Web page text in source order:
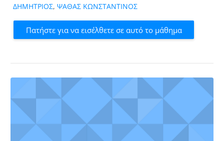
ΔΗΜΗΤΡΙΟΣ, ΨΑΘΑΣ ΚΩΝΣΤΑΝΤΙΝΟΣ
Πατήστε για να εισέλθετε σε αυτό το μάθημα